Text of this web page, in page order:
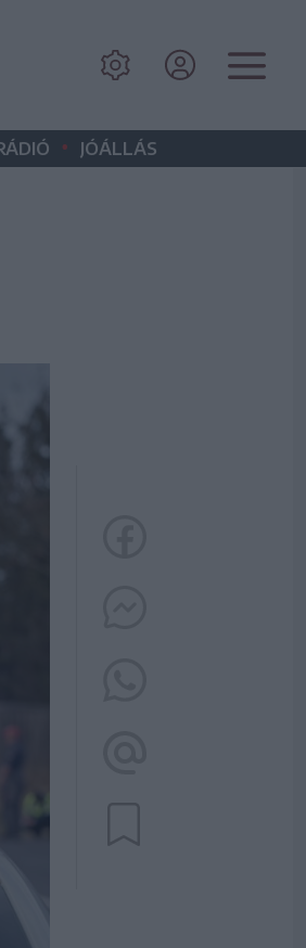
• JÓÁLLÁS